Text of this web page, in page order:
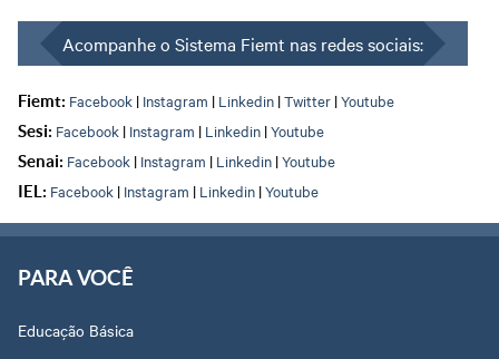
Acompanhe o Sistema Fiemt nas redes sociais:
Fiemt: Facebook | Instagram | Linkedin |Twitter |Youtube
Sesi: Facebook | Instagram | Linkedin |Youtube
Senai: Facebook | Instagram | Linkedin |Youtube
IEL: Facebook | Instagram | Linkedin |Youtube
PARA VOCÊ
Educação Básica